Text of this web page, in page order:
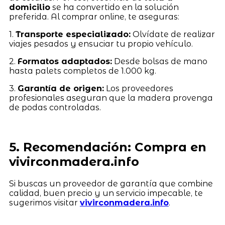
domiciliose ha convertido en la solución
preferida. Al comprar online, te aseguras:
1. Transporte especializado:Olvídate de realizar
viajes pesados y ensuciar tu propio vehículo.
2. Formatos adaptados:Desde bolsas de mano
hasta palets completos de 1.000 kg.
3. Garantía de origen:Los proveedores
profesionales aseguran que la madera provenga
de podas controladas.
5. Recomendación: Compra en
vivirconmadera.info
Si buscas un proveedor de garantía que combine
calidad, buen precio y un servicio impecable, te
sugerimos visitar vivirconmadera.info.